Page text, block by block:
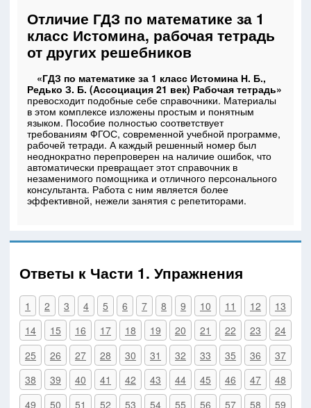
Отличие ГДЗ по математике за 1
класс Истомина, рабочая тетрадь
от других решебников
«ГДЗ по математике за 1 класс Истомина Н. Б.,
Редько З. Б. (Ассоциация 21 век) Рабочая тетрадь»
превосходит подобные себе справочники. Материалы
в этом комплексе изложены простым и понятным
языком. Пособие полностью соответствует
требованиям ФГОС, современной учебной программе,
рабочей тетради. А каждый решенный номер был
неоднократно перепроверен на наличие ошибок, что
автоматически превращает этот справочник в
незаменимого помощника и отличного персонального
консультанта. Работа с ним является более
эффективной, нежели занятия с репетиторами.
Ответы к Части 1. Упражнения
1 2 3 4 5 6 7 8 9 10 11 12
13
14
15 16 17 18 19 20 21 22 23
24
25
26 27 28 30 31 32 33 35 36
37
38
39 40 41 42 43 44 45 46 47
48
49
50 51 52 53 54 55 56 57 58
59